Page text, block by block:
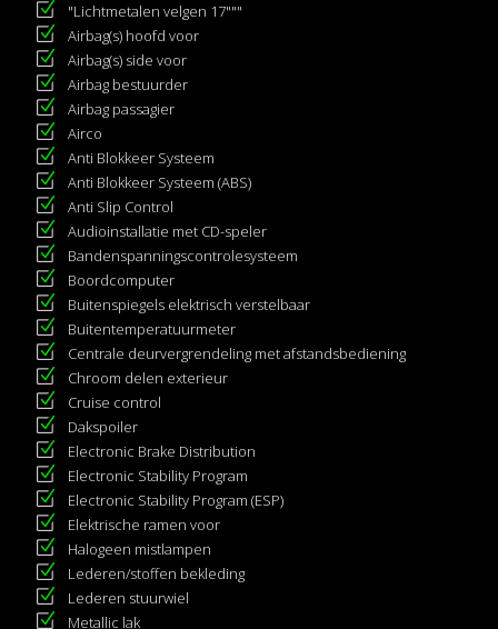
"Lichtmetalen velgen 17"""
Airbag(s) hoofd voor
Airbag(s) side voor
Airbag bestuurder
Airbag passagier
Airco
Anti Blokkeer Systeem
Anti Blokkeer Systeem (ABS)
Anti Slip Control
Audioinstallatie met CD-speler
Bandenspanningscontrolesysteem
Boordcomputer
Buitenspiegels elektrisch verstelbaar
Buitentemperatuurmeter
Centrale deurvergrendeling met afstandsbediening
Chroom delen exterieur
Cruise control
Dakspoiler
Electronic Brake Distribution
Electronic Stability Program
Electronic Stability Program (ESP)
Elektrische ramen voor
Halogeen mistlampen
Lederen/stoffen bekleding
Lederen stuurwiel
Metallic lak